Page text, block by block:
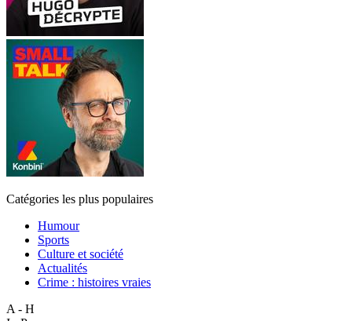
Catégories les plus populaires
Humour
Sports
Culture et société
Actualités
Crime : histoires vraies
A - H